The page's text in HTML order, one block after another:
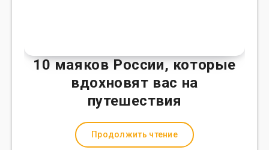
10 маяков России, которые
вдохновят вас на
путешествия
Продолжить чтение